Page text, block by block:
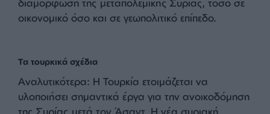
επιρροής. Η Τουρκία, μέσω συνεργασιών με τη
Συρία και άλλες αραβικές χώρες, επιδιώκει επίσης
εκμετάλλευση φυσικών πόρων στην περιοχή.